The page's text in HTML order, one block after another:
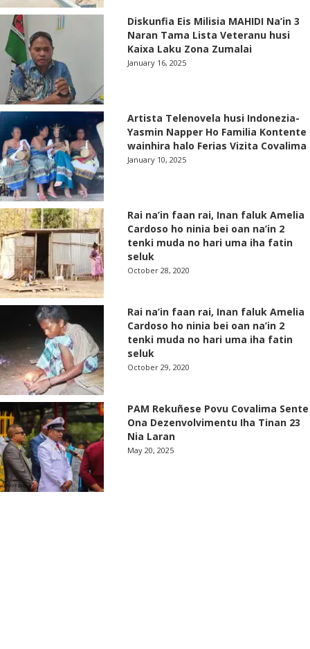
Diskunfia Eis Milisia MAHIDI Na’in 3
Naran Tama Lista Veteranu husi
Kaixa Laku Zona Zumalai
January 16, 2025
Artista Telenovela husi Indonezia-
Yasmin Napper Ho Familia Kontente
wainhira halo Ferias Vizita Covalima
January 10, 2025
Rai na’in faan rai, Inan faluk Amelia
Cardoso ho ninia bei oan na’in 2
tenki muda no hari uma iha fatin
seluk
October 28, 2020
Rai na’in faan rai, Inan faluk Amelia
Cardoso ho ninia bei oan na’in 2
tenki muda no hari uma iha fatin
seluk
October 29, 2020
PAM Rekuñese Povu Covalima Sente
Ona Dezenvolvimentu Iha Tinan 23
Nia Laran
May 20, 2025